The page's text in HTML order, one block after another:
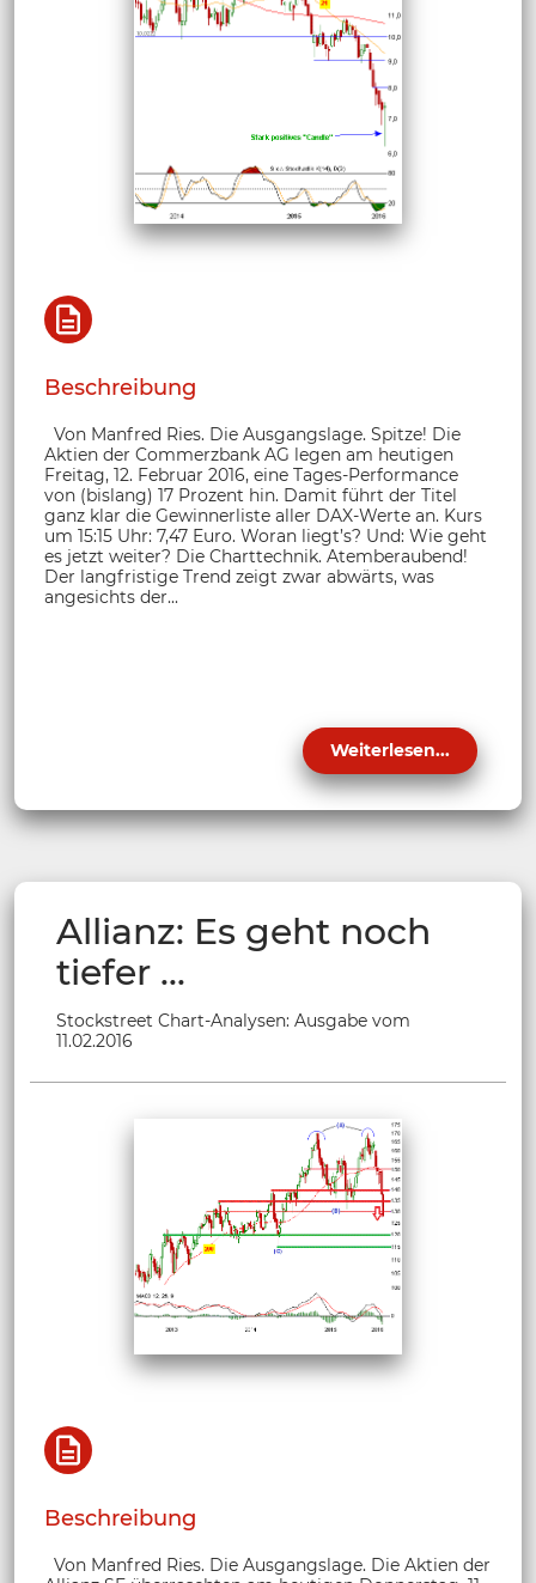
Beschreibung
Von Manfred Ries. Die Ausgangslage. Spitze! Die
Aktien der Commerzbank AG legen am heutigen
Freitag, 12. Februar 2016, eine Tages-Performance
von (bislang) 17 Prozent hin. Damit führt der Titel
ganz klar die Gewinnerliste aller DAX-Werte an. Kurs
um 15:15 Uhr: 7,47 Euro. Woran liegt’s? Und: Wie geht
es jetzt weiter? Die Charttechnik. Atemberaubend!
Der langfristige Trend zeigt zwar abwärts, was
angesichts der...
Weiterlesen...
Allianz: Es geht noch
tiefer ...
Stockstreet Chart-Analysen: Ausgabe vom
11.02.2016
Beschreibung
Von Manfred Ries. Die Ausgangslage. Die Aktien der